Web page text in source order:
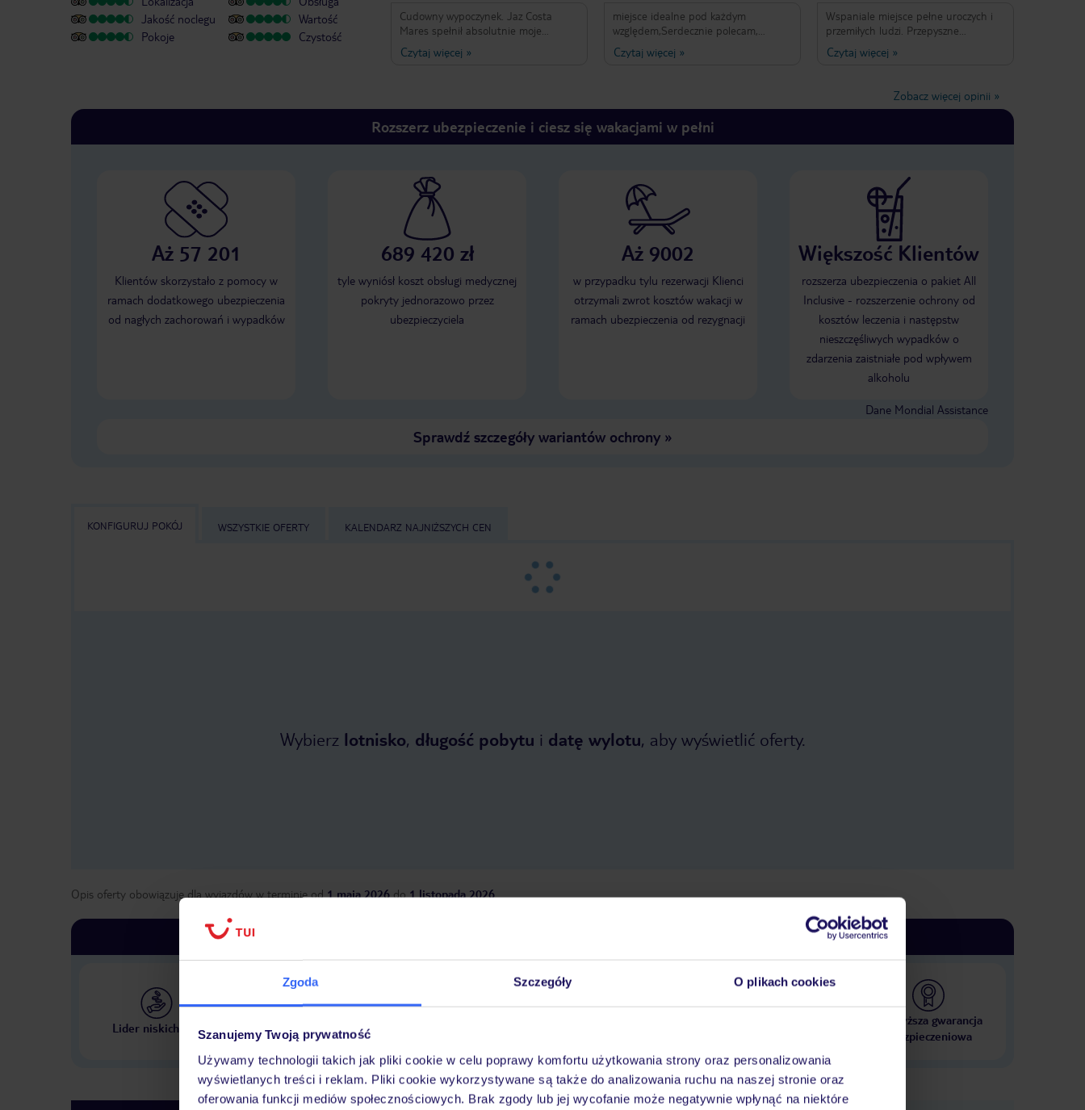
Zgoda Szczegóły O plikach cookies
Szanujemy Twoją prywatność
Używamy technologii takich jak pliki cookie w celu poprawy komfortu użytkowania strony oraz personalizowania
wyświetlanych treści i reklam. Pliki cookie wykorzystywane są także do analizowania ruchu na naszej stronie oraz
oferowania funkcji mediów społecznościowych. Brak zgody lub jej wycofanie może negatywnie wpłynąć na niektóre
Jakość noclegu
Pokoje
Wartość
Czystość
Cudowny wypoczynek. Jaz Costa
Mares spełnił absolutnie moje
oczekiwania. Mogę się wypowiadać
wyłącznie w superlatywach. Świetne
niezapomnianą atmosferę. Pokoje
przestronne i wygodne. Wrócę tam
Czytaj więcej »
miejsce idealne pod każdym
względem,Serdecznie polecam,
Czytaj więcej »
Wspaniale miejsce pełne uroczych i
przemiłych ludzi. Przepyszne
jedzenie,cudowna obsługa, zwłaszcza
Pani Basma zasługuje na miano
kiedykolwiek spotkaliśmy. Wszystko na
najwyższym poziomie, dla osób
Czytaj więcej »
Zobacz więcej opinii »
Rozszerz ubezpieczenie i ciesz się wakacjami w pełni
Aż 57 201
Klientów skorzystało z pomocy w
ramach dodatkowego ubezpieczenia
od nagłych zachorowań i wypadków
689 420 zł
tyle wyniósł koszt obsługi medycznej
pokryty jednorazowo przez
ubezpieczyciela
Aż 9002
w przypadku tylu rezerwacji Klienci
otrzymali zwrot kosztów wakacji w
ramach ubezpieczenia od rezygnacji
Większość Klientów
rozszerza ubezpieczenia o pakiet All
Inclusive - rozszerzenie ochrony od
kosztów leczenia i następstw
nieszczęśliwych wypadków o
zdarzenia zaistniałe pod wpływem
alkoholu
Dane Mondial Assistance
Sprawdź szczegóły wariantów ochrony»
KONFIGURUJ POKÓJ WSZYSTKIE OFERTY KALENDARZ NAJNIŻSZYCH CEN
Wybierz lotnisko, długość pobytu i datę wylotu, aby wyświetlić oferty.
Opis oferty obowiązuje dla wyjazdów w terminie od 1 maja 2026do1 listopada 2026
Lider niskich cen
w Polsce
Najwyższa gwarancja
ubezpieczeniowa